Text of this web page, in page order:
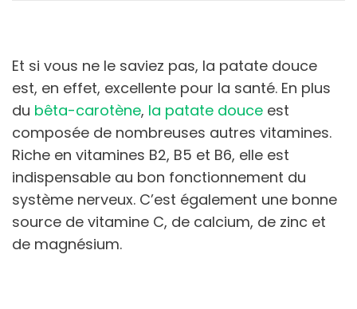
Et si vous ne le saviez pas, la patate douce
est, en effet, excellente pour la santé. En plus
du bêta-carotène, la patate douce est
composée de nombreuses autres vitamines.
Riche en vitamines B2, B5 et B6, elle est
indispensable au bon fonctionnement du
système nerveux. C’est également une bonne
source de vitamine C, de calcium, de zinc et
de magnésium.